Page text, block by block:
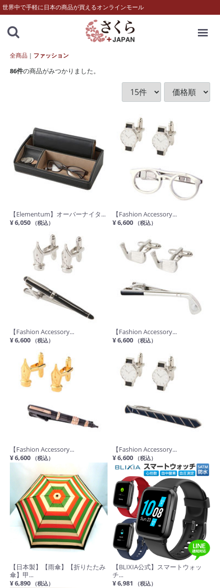
世界中で手軽に日本の商品が買えるオンラインモール
全商品 ファッション
86件の商品がみつかりました。
【Elementum】オーバーナイタ...
¥ 6,050
（税込）
【Fashion Accessory...
¥ 6,600
（税込）
【Fashion Accessory...
¥ 6,600
（税込）
【Fashion Accessory...
¥ 6,600
（税込）
【Fashion Accessory...
¥ 6,600
（税込）
【Fashion Accessory...
¥ 6,600
（税込）
【日本製】【雨傘】【折りたたみ
傘】甲...
¥ 6,890
（税込）
【BLIXIA公式】スマートウォッ
チ...
¥ 6,981
（税込）